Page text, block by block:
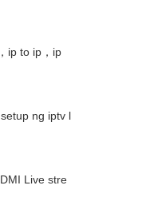
ip to ip，ip
ng iptv l
Live stre